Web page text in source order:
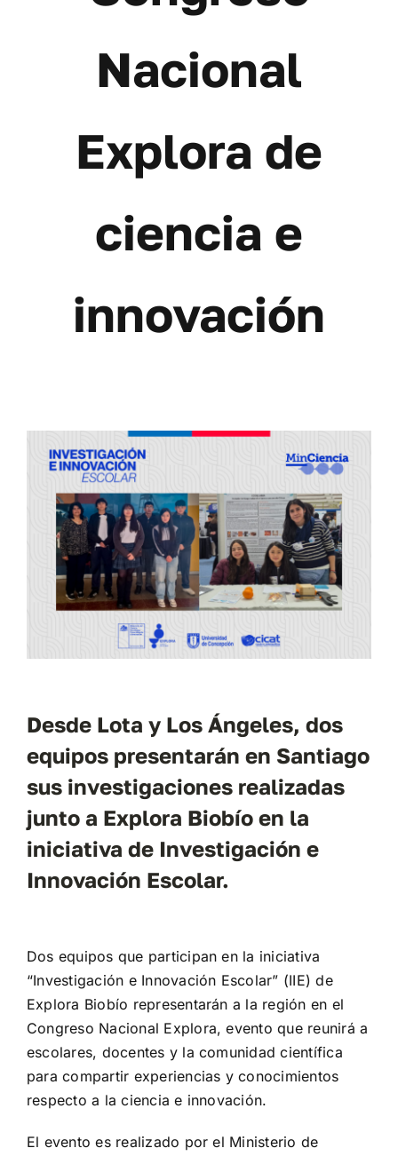
Contáctanos
Nacional
Explora de
ciencia e
innovación
Desde Lota y Los Ángeles, dos
equipos presentarán en Santiago
sus investigaciones realizadas
junto a Explora Biobío en la
iniciativa de Investigación e
Innovación Escolar.
Dos equipos que participan en la iniciativa
“Investigación e Innovación Escolar” (IIE) de
Explora Biobío representarán a la región en el
Congreso Nacional Explora, evento que reunirá a
escolares, docentes y la comunidad científica
para compartir experiencias y conocimientos
respecto a la ciencia e innovación.
El evento es realizado por el Ministerio de